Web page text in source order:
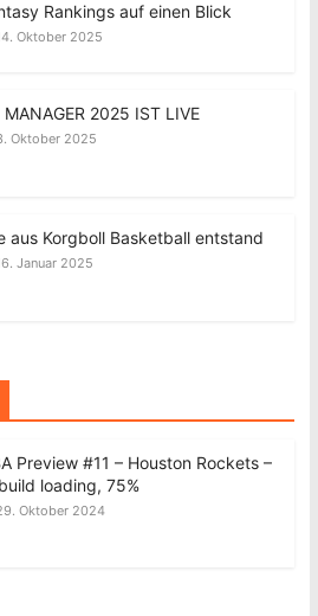
Rankings auf einen Blick
Oktober 2025
MANAGER 2025 IST LIVE
Oktober 2025
aus Korgboll Basketball entstand
Januar 2025
Preview #11 – Houston Rockets –
loading, 75%
Oktober 2024